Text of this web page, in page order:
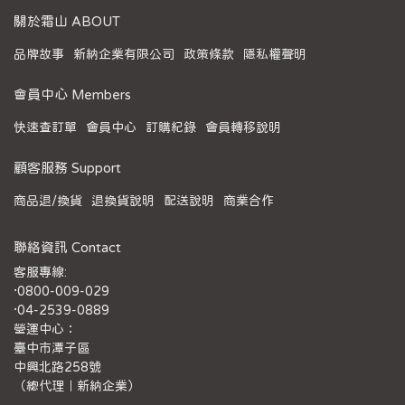
關於霜山 ABOUT
品牌故事 新納企業有限公司 政策條款 隱私權聲明
會員中心 Members
快速查訂單 會員中心 訂購紀錄 會員轉移說明
顧客服務 Support
商品退/換貨 退換貨說明 配送說明 商業合作
聯絡資訊 Contact
客服專線:
·0800-009-029
·04-2539-0889
營運中心：
臺中市潭子區
中興北路258號
（總代理｜新納企業）